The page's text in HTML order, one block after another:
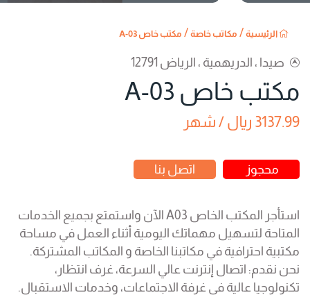
الرئيسية / مكاتب خاصة / مكتب خاص A-03
صيدا ، الدريهمية ، الرياض 12791
مكتب خاص A-03
3137.99 ريال / شهر
محجوز اتصل بنا
استأجر المكتب الخاص A03 الآن واستمتع بجميع الخدمات
المتاحة لتسهيل مهماتك اليومية أثناء العمل في مساحة
مكتبية احترافية في مكاتبنا الخاصة و المكاتب المشتركة.
نحن نقدم: اتصال إنترنت عالي السرعة، غرف انتظار،
تكنولوجيا عالية في غرفة الاجتماعات، وخدمات الاستقبال.